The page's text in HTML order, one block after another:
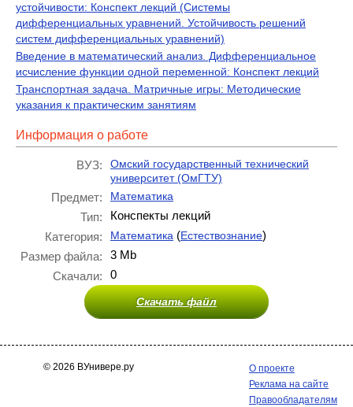
устойчивости: Конспект лекций (Системы
дифференциальных уравнений. Устойчивость решений
систем дифференциальных уравнений)
Введение в математический анализ. Дифференциальное
исчисление функции одной переменной: Конспект лекций
Транспортная задача. Матричные игры: Методические
указания к практическим занятиям
Информация о работе
ВУЗ:
Омский государственный технический
университет (ОмГТУ)
Предмет: Математика
Тип:
Конспекты лекций
Категория:
Математика (Естествознание)
Размер файла:
3 Mb
Скачали:
0
Скачать файл
© 2026 ВУнивере.ру
О проекте
Реклама на сайте
Правообладателям